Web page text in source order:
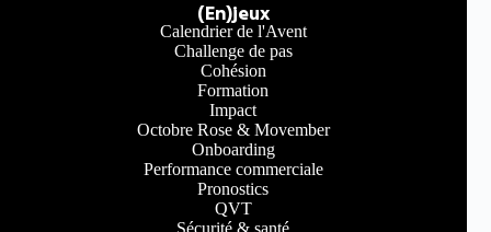
(En)jeux
Calendrier de l'Avent
Challenge de pas
Cohésion
Formation
Impact
Octobre Rose & Movember
Onboarding
Performance commerciale
Pronostics
QVT
Sécurité & santé